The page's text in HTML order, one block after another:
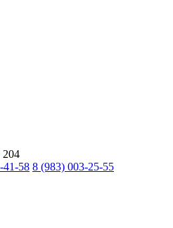
204
41-58 8 (983) 003-25-55